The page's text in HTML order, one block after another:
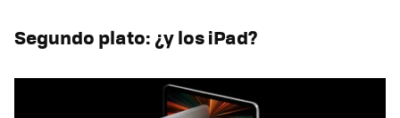
Segundo plato: ¿y los iPad?